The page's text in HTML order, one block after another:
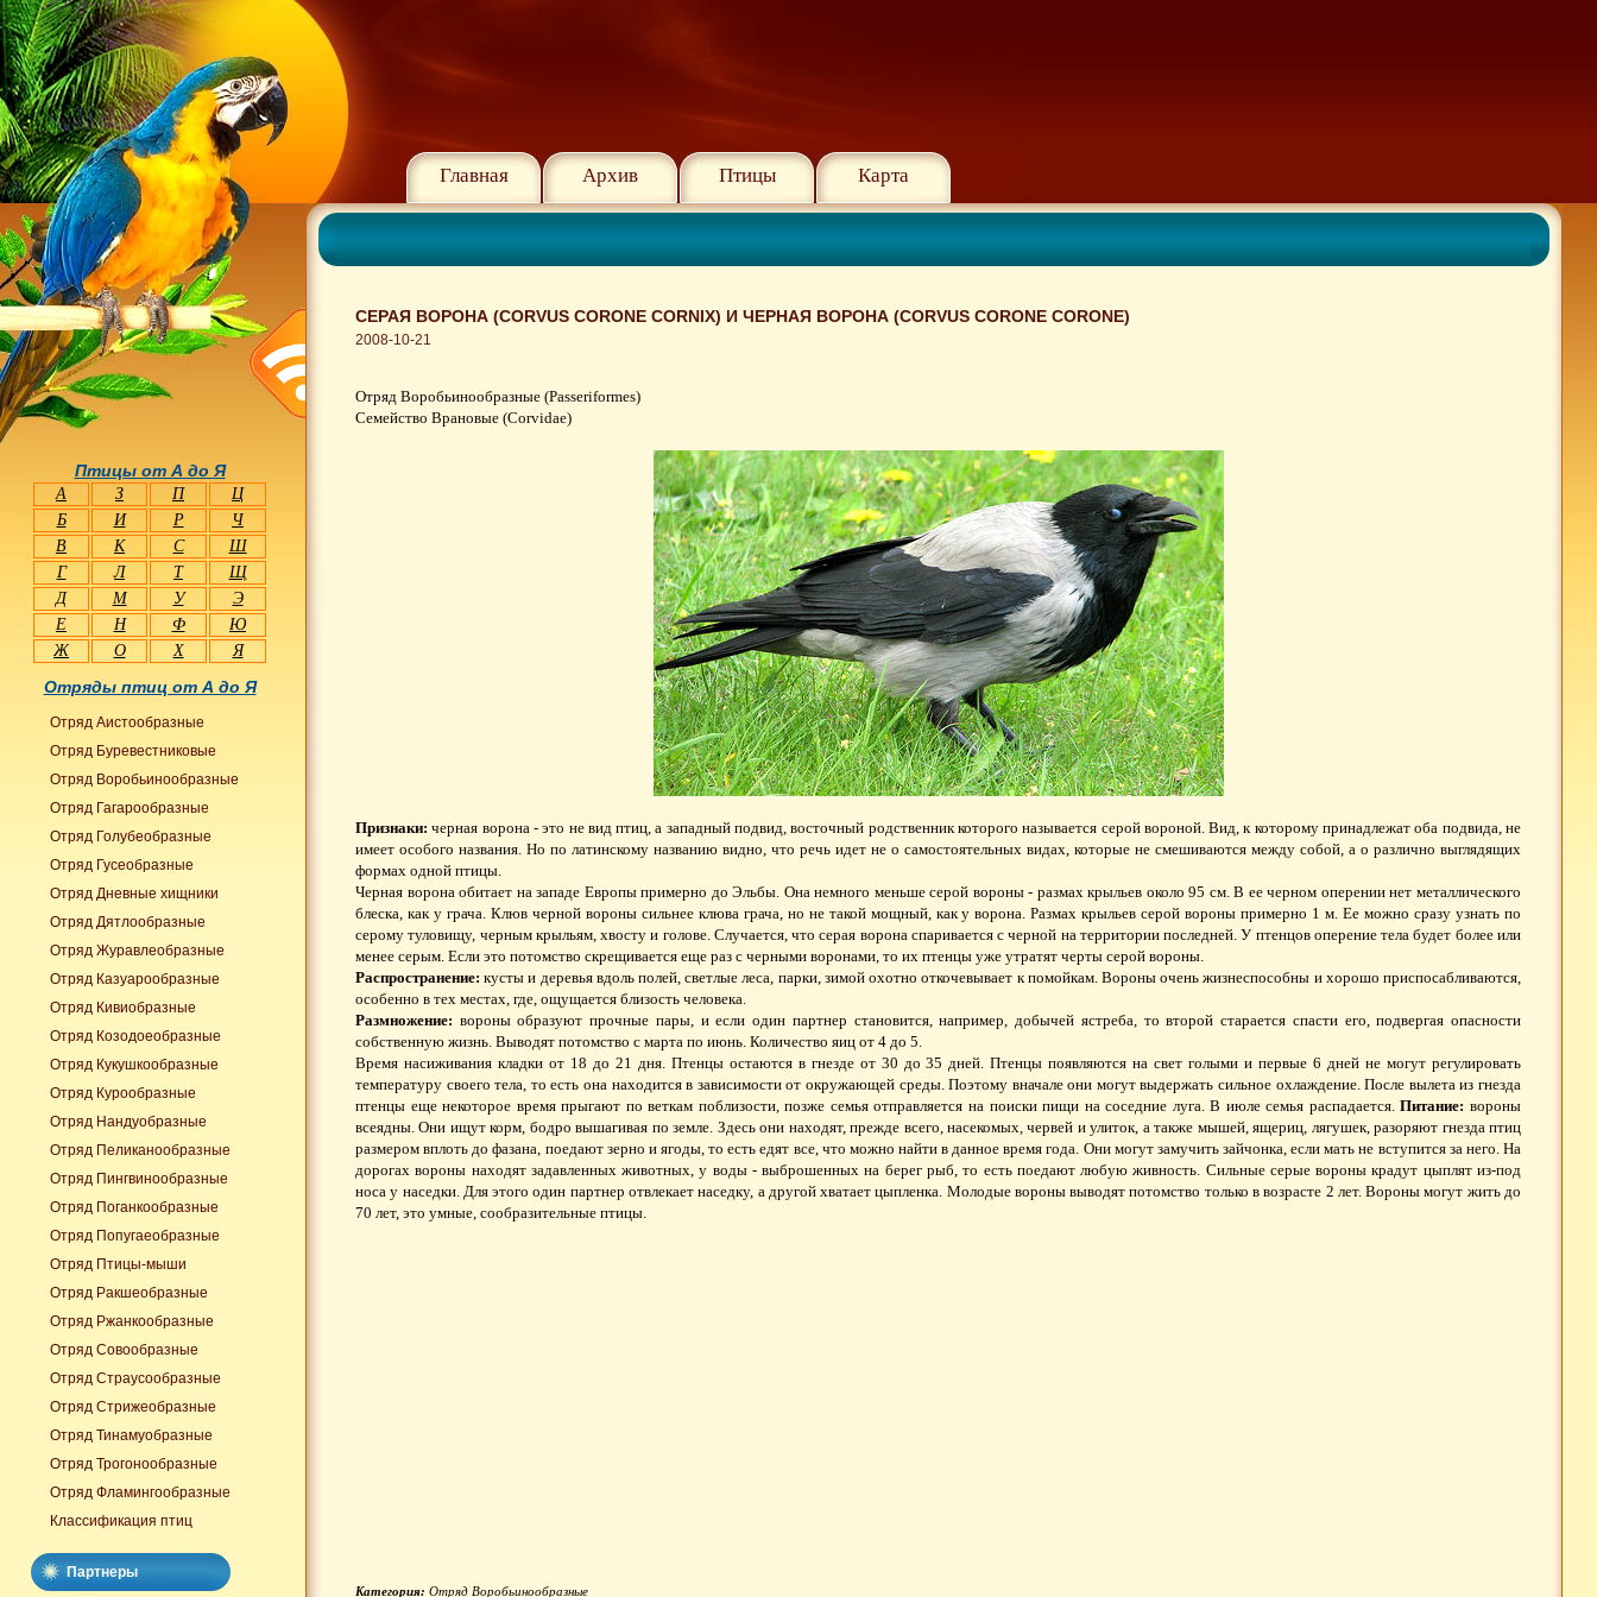
Главная Архив Птицы Карта
СЕРАЯ ВОРОНА (CORVUS CORONE CORNIX) И ЧЕРНАЯ ВОРОНА (CORVUS CORONE CORONE)
2008-10-21
Отряд Воробьинообразные (Passeriformes)
Семейство Врановые (Corvidae)
Признаки: черная ворона - это не вид птиц, а западный подвид, восточный родственник которого называется серой вороной. Вид, к которому принадлежат оба подвида, не
имеет особого названия. Но по латинскому названию видно, что речь идет не о самостоятельных видах, которые не смешиваются между собой, а о различно выглядящих
формах одной птицы.
Черная ворона обитает на западе Европы примерно до Эльбы. Она немного меньше серой вороны - размах крыльев около 95 см. В ее черном оперении нет металлического
блеска, как у грача. Клюв черной вороны сильнее клюва грача, но не такой мощный, как у ворона. Размах крыльев серой вороны примерно 1 м. Ее можно сразу узнать по
серому туловищу, черным крыльям, хвосту и голове. Случается, что серая ворона спаривается с черной на территории последней. У птенцов оперение тела будет более или
менее серым. Если это потомство скрещивается еще раз с черными воронами, то их птенцы уже утратят черты серой вороны.
Распространение: кусты и деревья вдоль полей, светлые леса, парки, зимой охотно откочевывает к помойкам. Вороны очень жизнеспособны и хорошо приспосабливаются,
особенно в тех местах, где, ощущается близость человека.
Размножение: вороны образуют прочные пары, и если один партнер становится, например, добычей ястреба, то второй старается спасти его, подвергая опасности
собственную жизнь. Выводят потомство с марта по июнь. Количество яиц от 4 до 5.
Время насиживания кладки от 18 до 21 дня. Птенцы остаются в гнезде от 30 до 35 дней. Птенцы появляются на свет голыми и первые 6 дней не могут регулировать
температуру своего тела, то есть она находится в зависимости от окружающей среды. Поэтому вначале они могут выдержать сильное охлаждение. После вылета из гнезда
птенцы еще некоторое время прыгают по веткам поблизости, позже семья отправляется на поиски пищи на соседние луга. В июле семья распадается.Питание: вороны
всеядны. Они ищут корм, бодро вышагивая по земле. Здесь они находят, прежде всего, насекомых, червей и улиток, а также мышей, ящериц, лягушек, разоряют гнезда птиц
размером вплоть до фазана, поедают зерно и ягоды, то есть едят все, что можно найти в данное время года. Они могут замучить зайчонка, если мать не вступится за него. На
дорогах вороны находят задавленных животных, у воды - выброшенных на берег рыб, то есть поедают любую живность. Сильные серые вороны крадут цыплят из-под
носа у наседки. Для этого один партнер отвлекает наседку, а другой хватает цыпленка. Молодые вороны выводят потомство только в возрасте 2 лет. Вороны могут жить до
70 лет, это умные, сообразительные птицы.
Категория: Отряд Воробьинообразные
Птицы от А до Я
А З П
Ц
Б
И Р
Ч
В
К С
Ш
Г
Л Т
Щ
Д
М У
Э
Е
Н Ф
Ю
Ж
О Х Я
Отряды птиц от А до Я
Отряд Аистообразные
Отряд Буревестниковые
Отряд Воробьинообразные
Отряд Гагарообразные
Отряд Голубеобразные
Отряд Гусеобразные
Отряд Дневные хищники
Отряд Дятлообразные
Отряд Журавлеобразные
Отряд Казуарообразные
Отряд Кивиобразные
Отряд Козодоеобразные
Отряд Кукушкообразные
Отряд Курообразные
Отряд Нандуобразные
Отряд Пеликанообразные
Отряд Пингвинообразные
Отряд Поганкообразные
Отряд Попугаеобразные
Отряд Птицы-мыши
Отряд Ракшеобразные
Отряд Ржанкообразные
Отряд Совообразные
Отряд Страусообразные
Отряд Стрижеобразные
Отряд Тинамуобразные
Отряд Трогонообразные
Отряд Фламингообразные
Классификация птиц
Партнеры